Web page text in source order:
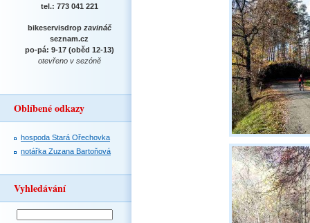
tel.: 773 041 221
bikeservisdrop zavináč
seznam.cz
po-pá: 9-17 (oběd 12-13)
otevřeno v sezóně
Oblíbené odkazy
hospoda Stará Ořechovka
notářka Zuzana Bartoňová
Vyhledávání